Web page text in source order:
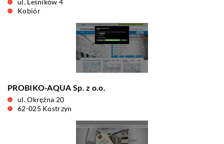
ul. Leśników 4
Kobiór
PROBIKO-AQUA Sp. z o.o.
ul. Okrężna 20
62-025 Kostrzyn